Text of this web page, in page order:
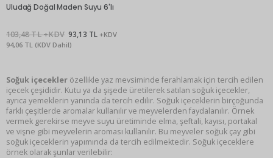
Uludağ Doğal Maden Suyu 6'lı
103,48 TL +KDV 93,13 TL +KDV
94,06 TL (KDV Dahil)
Soğuk içecekler özellikle yaz mevsiminde ferahlamak için tercih edilen
içecek çeşididir. Kutu ya da şişede üretilerek satılan soğuk içecekler,
ayrıca yemeklerin yanında da tercih edilir. Soğuk içeceklerin birçoğunda
farklı çeşitlerde aromalar kullanılır ve meyvelerden faydalanılır. Örnek
vermek gerekirse meyve suyu üretiminde elma, şeftali, kayısı, portakal
ve vişne gibi meyvelerin aroması kullanılır. Bu meyveler soğuk çay gibi
soğuk içeceklerin yapımında da tercih edilmektedir. Soğuk içeceklere
örnek olarak şunlar verilebilir: